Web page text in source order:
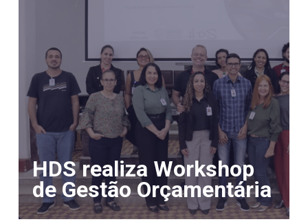
HDS realiza Workshop
de Gestão Orçamentária